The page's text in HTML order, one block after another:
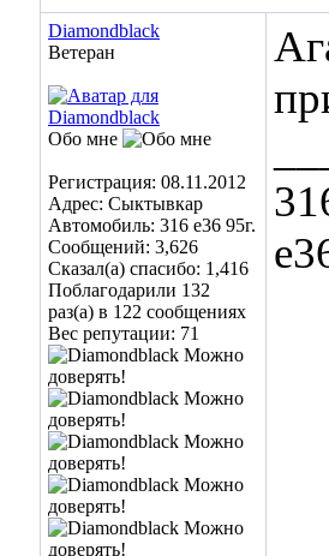
Diamondblack
Ветеран
Обо мне
Регистрация: 08.11.2012
Адрес: Сыктывкар
Автомобиль: 316 e36 95г.
Сообщений: 3,626
Сказал(а) спасибо: 1,416
Поблагодарили 132
раз(а) в 122 сообщениях
Вес репутации: 71